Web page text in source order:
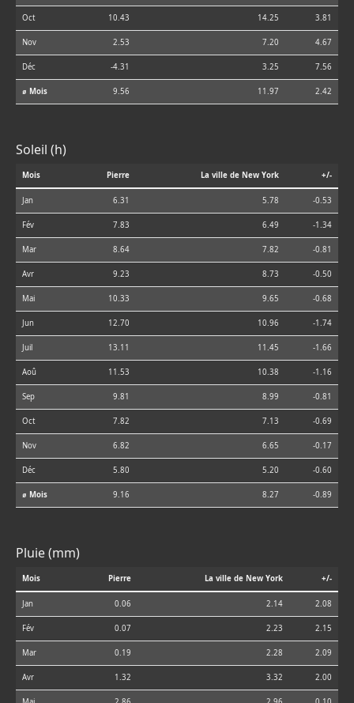
Oct 10.43 14.25 3.81
Nov 2.53 7.20 4.67
Déc -4.31 3.25 7.56
⌀ Mois 9.56 11.97 2.42
Soleil (h)
Mois Pierre La ville de New York +/-
Jan 6.31 5.78 -0.53
Fév 7.83 6.49 -1.34
Mar 8.64 7.82 -0.81
Avr 9.23 8.73 -0.50
Mai 10.33 9.65 -0.68
Jun 12.70 10.96 -1.74
Juil 13.11 11.45 -1.66
Aoû 11.53 10.38 -1.16
Sep 9.81 8.99 -0.81
Oct 7.82 7.13 -0.69
Nov 6.82 6.65 -0.17
Déc 5.80 5.20 -0.60
⌀ Mois 9.16 8.27 -0.89
Pluie (mm)
Mois Pierre La ville de New York +/-
Jan 0.06 2.14 2.08
Fév 0.07 2.23 2.15
Mar 0.19 2.28 2.09
Avr 1.32 3.32 2.00